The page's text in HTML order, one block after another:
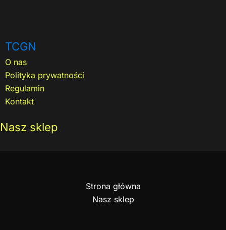
TCGN
O nas
Polityka prywatności
Regulamin
Kontakt
Nasz sklep
Strona główna
Nasz sklep